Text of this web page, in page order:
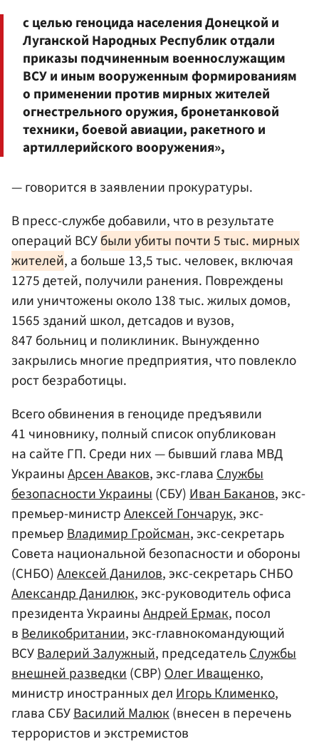
с целью геноцида населения Донецкой и
Луганской Народных Республик отдали
приказы подчиненным военнослужащим
ВСУ и иным вооруженным формированиям
о применении против мирных жителей
огнестрельного оружия, бронетанковой
техники, боевой авиации, ракетного и
артиллерийского вооружения»,
— говорится в заявлении прокуратуры.
В пресс-службе добавили, что в результате
операций ВСУбыли убиты почти 5 тыс. мирных
жителей, а больше 13,5 тыс. человек, включая
1275 детей, получили ранения. Повреждены
или уничтожены около 138 тыс. жилых домов,
1565 зданий школ, детсадов и вузов,
847 больниц и поликлиник. Вынужденно
закрылись многие предприятия, что повлекло
рост безработицы.
Всего обвинения в геноциде предъявили
41 чиновнику, полный список опубликован
на сайте ГП. Среди них — бывший глава МВД
УкраиныАрсен Аваков, экс-главаСлужбы
безопасности Украины(СБУ)Иван Баканов, экс-
премьер-министрАлексей Гончарук, экс-
премьерВладимир Гройсман, экс-секретарь
Совета национальной безопасности и обороны
(СНБО)Алексей Данилов, экс-секретарь СНБО
Александр Данилюк, экс-руководитель офиса
президента УкраиныАндрей Ермак, посол
вВеликобритании, экс-главнокомандующий
ВСУВалерий Залужный, председательСлужбы
внешней разведки(СВР)Олег Иващенко,
министр иностранных делИгорь Клименко,
глава СБУВасилий Малюк(внесен в перечень
террористов и экстремистов